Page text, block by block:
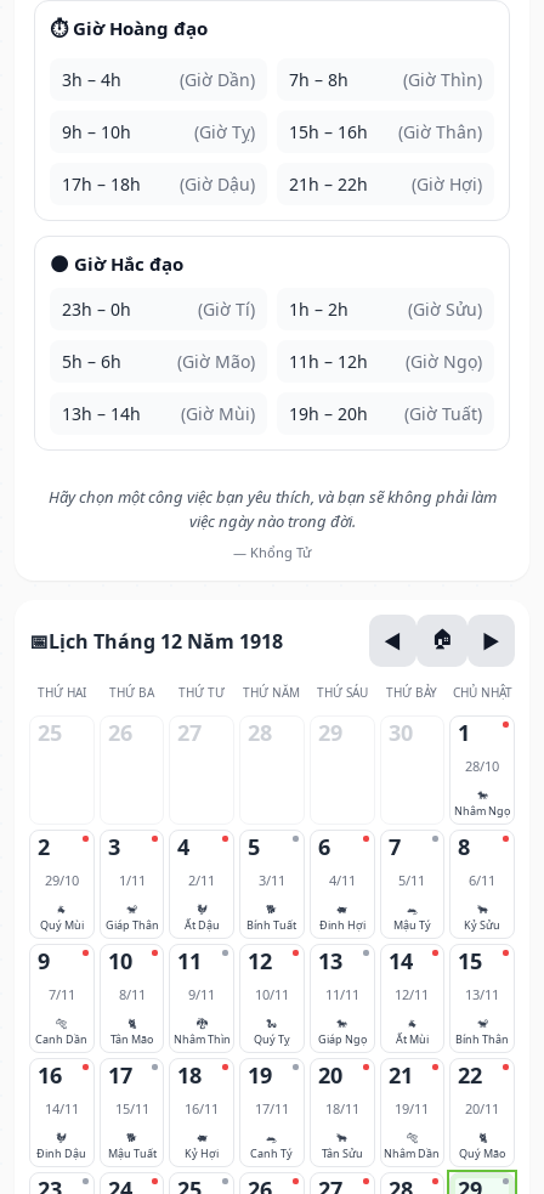
⏱️ Giờ Hoàng đạo
3h – 4h (Giờ Dần) 7h – 8h (Giờ Thìn)
9h – 10h (Giờ Tỵ) 15h – 16h (Giờ Thân)
17h – 18h (Giờ Dậu) 21h – 22h (Giờ Hợi)
🌑 Giờ Hắc đạo
23h – 0h (Giờ Tí) 1h – 2h (Giờ Sửu)
5h – 6h (Giờ Mão) 11h – 12h (Giờ Ngọ)
13h – 14h (Giờ Mùi) 19h – 20h (Giờ Tuất)
Hãy chọn một công việc bạn yêu thích, và bạn sẽ không phải làm
việc ngày nào trong đời.
— Khổng Tử
Lịch Tháng 12 Năm 1918
THỨ HAI THỨ BA THỨ TƯ THỨ NĂM THỨ SÁU THỨ BẢY CHỦ NHẬT
25 26 27 28 29 30 1
28/10
🐎
Nhâm Ngọ
2
29/10
🐐
Quý Mùi
3
1/11
🐒
Giáp Thân
4
2/11
🐓
Ất Dậu
5
3/11
🐕
Bính Tuất
6
4/11
🐖
Đinh Hợi
7
5/11
🐀
Mậu Tý
8
6/11
🐂
Kỷ Sửu
9
7/11
🐅
Canh Dần
10
8/11
🐈
Tân Mão
11
9/11
🐉
Nhâm Thìn
12
10/11
🐍
Quý Tỵ
13
11/11
🐎
Giáp Ngọ
14
12/11
🐐
Ất Mùi
15
13/11
🐒
Bính Thân
16
14/11
🐓
Đinh Dậu
17
15/11
🐕
Mậu Tuất
18
16/11
🐖
Kỷ Hợi
19
17/11
🐀
Canh Tý
20
18/11
🐂
Tân Sửu
21
19/11
🐅
Nhâm Dần
22
20/11
🐈
Quý Mão